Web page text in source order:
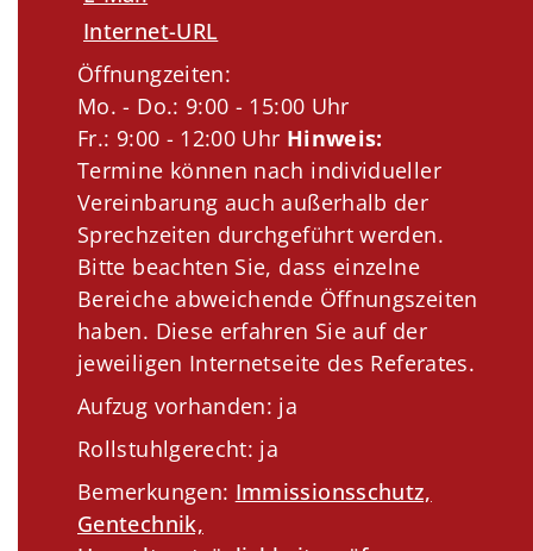
Internet-URL
Öffnungzeiten:
Mo. - Do.: 9:00 - 15:00 Uhr
Fr.: 9:00 - 12:00 Uhr Hinweis:
Termine können nach individueller
Vereinbarung auch außerhalb der
Sprechzeiten durchgeführt werden.
Bitte beachten Sie, dass einzelne
Bereiche abweichende Öffnungszeiten
haben. Diese erfahren Sie auf der
jeweiligen Internetseite des Referates.
Aufzug vorhanden: ja
Rollstuhlgerecht: ja
Bemerkungen: Immissionsschutz,
Gentechnik,